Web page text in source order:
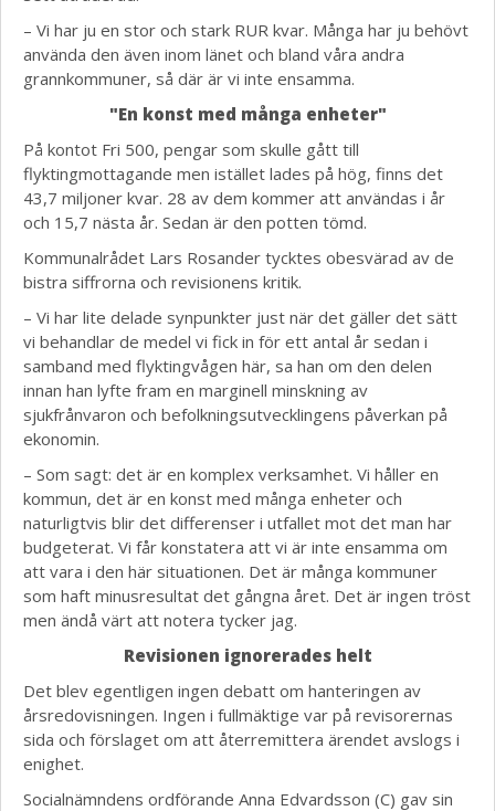
– Vi har ju en stor och stark RUR kvar. Många har ju behövt
använda den även inom länet och bland våra andra
grannkommuner, så där är vi inte ensamma.
"En konst med många enheter"
På kontot Fri 500, pengar som skulle gått till
flyktingmottagande men istället lades på hög, finns det
43,7 miljoner kvar. 28 av dem kommer att användas i år
och 15,7 nästa år. Sedan är den potten tömd.
Kommunalrådet Lars Rosander tycktes obesvärad av de
bistra siffrorna och revisionens kritik.
– Vi har lite delade synpunkter just när det gäller det sätt
vi behandlar de medel vi fick in för ett antal år sedan i
samband med flyktingvågen här, sa han om den delen
innan han lyfte fram en marginell minskning av
sjukfrånvaron och befolkningsutvecklingens påverkan på
ekonomin.
– Som sagt: det är en komplex verksamhet. Vi håller en
kommun, det är en konst med många enheter och
naturligtvis blir det differenser i utfallet mot det man har
budgeterat. Vi får konstatera att vi är inte ensamma om
att vara i den här situationen. Det är många kommuner
som haft minusresultat det gångna året. Det är ingen tröst
men ändå värt att notera tycker jag.
Revisionen ignorerades helt
Det blev egentligen ingen debatt om hanteringen av
årsredovisningen. Ingen i fullmäktige var på revisorernas
sida och förslaget om att återremittera ärendet avslogs i
enighet.
Socialnämndens ordförande Anna Edvardsson (C) gav sin